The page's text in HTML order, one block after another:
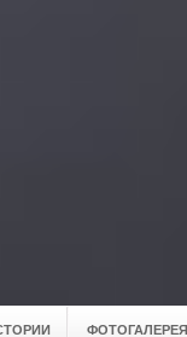
ФОТОГАЛЕРЕЯ